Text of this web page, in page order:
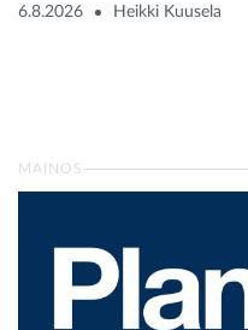
6.8.2026 Heikki Kuusela
MAINOS